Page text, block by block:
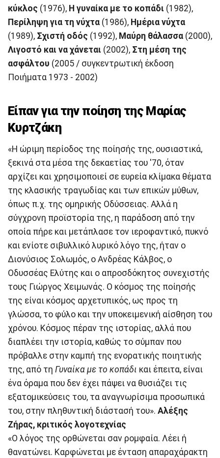
κύκλος (1976), Η γυναίκα με το κοπάδι (1982),
Περίληψη για τη νύχτα (1986), Ημέρια νύχτα
(1989), Σχιστή οδός (1992), Μαύρη θάλασσα (2000),
Λιγοστό και να χάνεται (2002), Στη μέση της
ασφάλτου (2005 / συγκεντρωτική έκδοση
Ποιήματα 1973 - 2002)
Είπαν για την ποίηση της Μαρίας
Κυρτζάκη
«Η ώριμη περίοδος της ποίησής της, ουσιαστικά,
ξεκινά στα μέσα της δεκαετίας του '70, όταν
αρχίζει και χρησιμοποιεί σε ευρεία κλίμακα θέματα
της κλασικής τραγωδίας και των επικών μύθων,
όπως π.χ. της ομηρικής Οδύσσειας. Αλλά η
σύγχρονη προϊστορία της, η παράδοση από την
οποία πήρε και μετάπλασε τον ιεροφαντικό, πυκνό
και ενίοτε σιβυλλικό λυρικό λόγο της, ήταν ο
Διονύσιος Σολωμός, ο Ανδρέας Κάλβος, ο
Οδυσσέας Ελύτης και ο απροσδόκητος συνεχιστής
τους Γιώργος Χειμωνάς. Ο κόσμος της ποίησής
της είναι κόσμος αρχετυπικός, ως προς τη
γλώσσα, το φύλο και την υποκειμενική αίσθηση του
χρόνου. Κόσμος πέραν της ιστορίας, αλλά που
διαπλέει την ιστορία, καθώς το σύμπαν που
πρόβαλλε στην καμπή της ενορατικής ποιητικής
της, από τη Γυναίκα με το κοπάδι και έπειτα, είναι
ένα όραμα που δεν έχει πάψει να θυσιάζει τις
εξατομικεύσεις του, τα αναγνωρίσιμα προσωπικά
του, στην πληθυντική διάστασή του». Αλέξης
Ζήρας, κριτικός λογοτεχνίας
«Ο λόγος της ορθώνεται σαν ρομφαία. Λέει ή
θανατώνει. Καρφώνεται με ένταση απαραχάρακτη